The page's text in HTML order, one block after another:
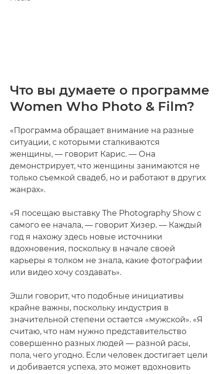
Что вы думаете о программе
Women Who Photo & Film?
«Программа обращает внимание на разные
ситуации, с которыми сталкиваются
женщины, — говорит Карис. — Она
демонстрирует, что женщины занимаются не
только съемкой свадеб, но и работают в других
жанрах».
«Я посещаю выставку The Photography Show с
самого ее начала, — говорит Хизер. — Каждый
год я нахожу здесь новые источники
вдохновения, поскольку в начале своей
карьеры я толком не знала, какие фотографии
или видео хочу создавать».
Эшли говорит, что подобные инициативы
крайне важны, поскольку индустрия в
значительной степени остается «мужской». «Я
считаю, что нам нужно представительство
совершенно разных людей — разной расы,
пола, чего угодно. Если человек достигает цели
и добивается успеха, это может вдохновить